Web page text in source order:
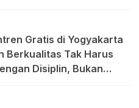
Gratis di Yogyakarta
Berkualitas Tak Harus
Disiplin, Bukan